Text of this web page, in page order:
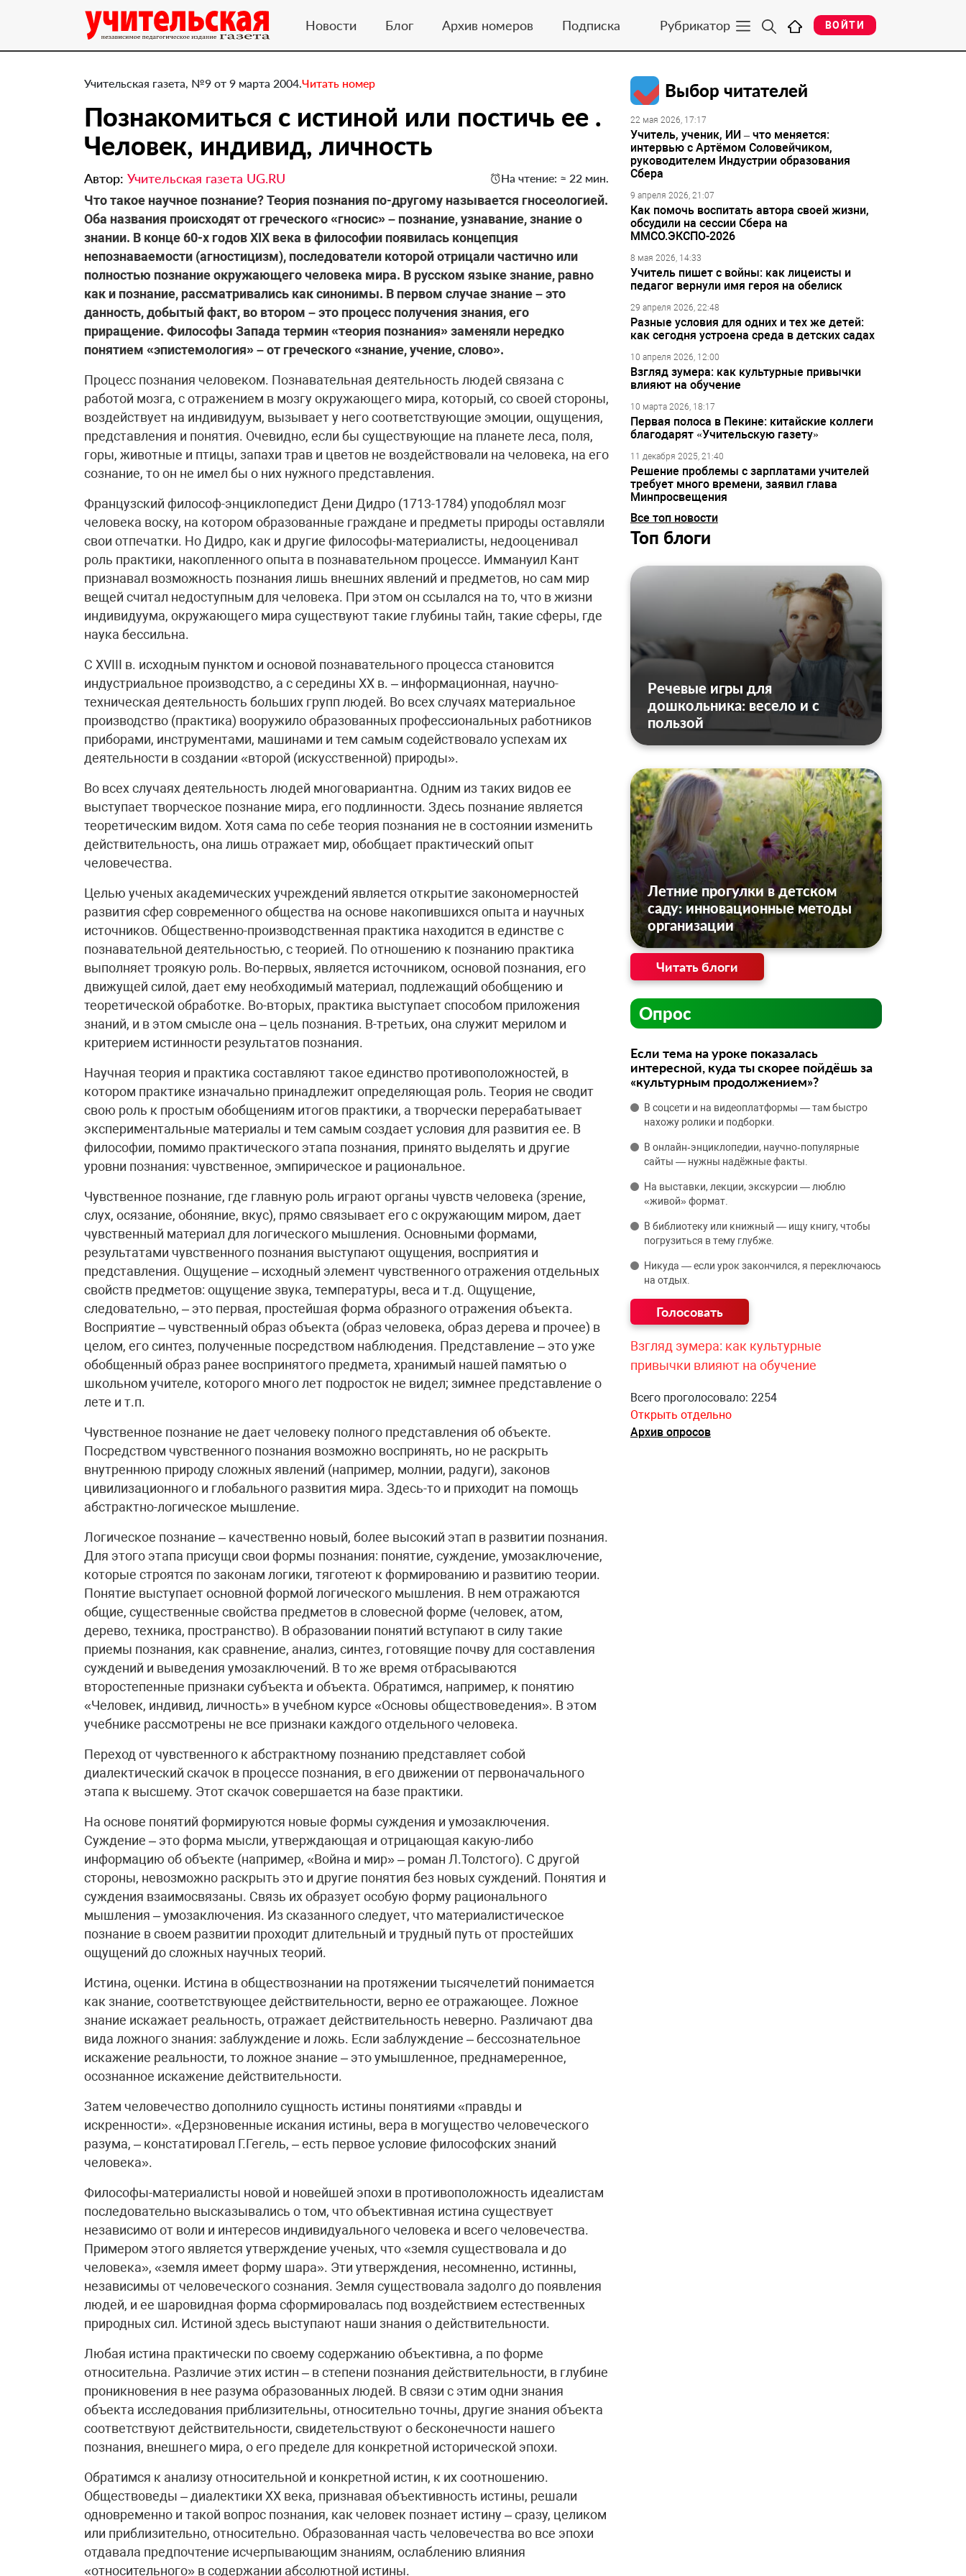
Новости Блог Архив номеров Подписка Рубрикатор ВОЙТИ
Учительская газета, №9 от 9 марта 2004.Читать номер
Познакомиться с истиной или постичь ее .
Человек, индивид, личность
Автор: Учительская газета UG.RU На чтение: ≈ 22 мин.
Что такое научное познание? Теория познания по-другому называется гносеологией.
Оба названия происходят от греческого «гносис» – познание, узнавание, знание о
знании. В конце 60-х годов XIX века в философии появилась концепция
непознаваемости (агностицизм), последователи которой отрицали частично или
полностью познание окружающего человека мира. В русском языке знание, равно
как и познание, рассматривались как синонимы. В первом случае знание – это
данность, добытый факт, во втором – это процесс получения знания, его
приращение. Философы Запада термин «теория познания» заменяли нередко
понятием «эпистемология» – от греческого «знание, учение, слово».
Процесс познания человеком. Познавательная деятельность людей связана с
работой мозга, с отражением в мозгу окружающего мира, который, со своей стороны,
воздействует на индивидуум, вызывает у него соответствующие эмоции, ощущения,
представления и понятия. Очевидно, если бы существующие на планете леса, поля,
горы, животные и птицы, запахи трав и цветов не воздействовали на человека, на его
сознание, то он не имел бы о них нужного представления.
Французский философ-энциклопедист Дени Дидро (1713-1784) уподоблял мозг
человека воску, на котором образованные граждане и предметы природы оставляли
свои отпечатки. Но Дидро, как и другие философы-материалисты, недооценивал
роль практики, накопленного опыта в познавательном процессе. Иммануил Кант
признавал возможность познания лишь внешних явлений и предметов, но сам мир
вещей считал недоступным для человека. При этом он ссылался на то, что в жизни
индивидуума, окружающего мира существуют такие глубины тайн, такие сферы, где
наука бессильна.
С XVIII в. исходным пунктом и основой познавательного процесса становится
индустриальное производство, а с середины XX в. – информационная, научно-
техническая деятельность больших групп людей. Во всех случаях материальное
производство (практика) вооружило образованных профессиональных работников
приборами, инструментами, машинами и тем самым содействовало успехам их
деятельности в создании «второй (искусственной) природы».
Во всех случаях деятельность людей многовариантна. Одним из таких видов ее
выступает творческое познание мира, его подлинности. Здесь познание является
теоретическим видом. Хотя сама по себе теория познания не в состоянии изменить
действительность, она лишь отражает мир, обобщает практический опыт
человечества.
Целью ученых академических учреждений является открытие закономерностей
развития сфер современного общества на основе накопившихся опыта и научных
источников. Общественно-производственная практика находится в единстве с
познавательной деятельностью, с теорией. По отношению к познанию практика
выполняет троякую роль. Во-первых, является источником, основой познания, его
движущей силой, дает ему необходимый материал, подлежащий обобщению и
теоретической обработке. Во-вторых, практика выступает способом приложения
знаний, и в этом смысле она – цель познания. В-третьих, она служит мерилом и
критерием истинности результатов познания.
Научная теория и практика составляют такое единство противоположностей, в
котором практике изначально принадлежит определяющая роль. Теория не сводит
свою роль к простым обобщениям итогов практики, а творчески перерабатывает
экспериментальные материалы и тем самым создает условия для развития ее. В
философии, помимо практического этапа познания, принято выделять и другие
уровни познания: чувственное, эмпирическое и рациональное.
Чувственное познание, где главную роль играют органы чувств человека (зрение,
слух, осязание, обоняние, вкус), прямо связывает его с окружающим миром, дает
чувственный материал для логического мышления. Основными формами,
результатами чувственного познания выступают ощущения, восприятия и
представления. Ощущение – исходный элемент чувственного отражения отдельных
свойств предметов: ощущение звука, температуры, веса и т.д. Ощущение,
следовательно, – это первая, простейшая форма образного отражения объекта.
Восприятие – чувственный образ объекта (образ человека, образ дерева и прочее) в
целом, его синтез, полученные посредством наблюдения. Представление – это уже
обобщенный образ ранее воспринятого предмета, хранимый нашей памятью о
школьном учителе, которого много лет подросток не видел; зимнее представление о
лете и т.п.
Чувственное познание не дает человеку полного представления об объекте.
Посредством чувственного познания возможно воспринять, но не раскрыть
внутреннюю природу сложных явлений (например, молнии, радуги), законов
цивилизационного и глобального развития мира. Здесь-то и приходит на помощь
абстрактно-логическое мышление.
Логическое познание – качественно новый, более высокий этап в развитии познания.
Для этого этапа присущи свои формы познания: понятие, суждение, умозаключение,
которые строятся по законам логики, тяготеют к формированию и развитию теории.
Понятие выступает основной формой логического мышления. В нем отражаются
общие, существенные свойства предметов в словесной форме (человек, атом,
дерево, техника, пространство). В образовании понятий вступают в силу такие
приемы познания, как сравнение, анализ, синтез, готовящие почву для составления
суждений и выведения умозаключений. В то же время отбрасываются
второстепенные признаки субъекта и объекта. Обратимся, например, к понятию
«Человек, индивид, личность» в учебном курсе «Основы обществоведения». В этом
учебнике рассмотрены не все признаки каждого отдельного человека.
Переход от чувственного к абстрактному познанию представляет собой
диалектический скачок в процессе познания, в его движении от первоначального
этапа к высшему. Этот скачок совершается на базе практики.
На основе понятий формируются новые формы суждения и умозаключения.
Суждение – это форма мысли, утверждающая и отрицающая какую-либо
информацию об объекте (например, «Война и мир» – роман Л.Толстого). С другой
стороны, невозможно раскрыть это и другие понятия без новых суждений. Понятия и
суждения взаимосвязаны. Связь их образует особую форму рационального
мышления – умозаключения. Из сказанного следует, что материалистическое
познание в своем развитии проходит длительный и трудный путь от простейших
ощущений до сложных научных теорий.
Истина, оценки. Истина в обществознании на протяжении тысячелетий понимается
как знание, соответствующее действительности, верно ее отражающее. Ложное
знание искажает реальность, отражает действительность неверно. Различают два
вида ложного знания: заблуждение и ложь. Если заблуждение – бессознательное
искажение реальности, то ложное знание – это умышленное, преднамеренное,
осознанное искажение действительности.
Затем человечество дополнило сущность истины понятиями «правды и
искренности». «Дерзновенные искания истины, вера в могущество человеческого
разума, – констатировал Г.Гегель, – есть первое условие философских знаний
человека».
Философы-материалисты новой и новейшей эпохи в противоположность идеалистам
последовательно высказывались о том, что объективная истина существует
независимо от воли и интересов индивидуального человека и всего человечества.
Примером этого является утверждение ученых, что «земля существовала и до
человека», «земля имеет форму шара». Эти утверждения, несомненно, истинны,
независимы от человеческого сознания. Земля существовала задолго до появления
людей, и ее шаровидная форма сформировалась под воздействием естественных
природных сил. Истиной здесь выступают наши знания о действительности.
Любая истина практически по своему содержанию объективна, а по форме
относительна. Различие этих истин – в степени познания действительности, в глубине
проникновения в нее разума образованных людей. В связи с этим одни знания
объекта исследования приблизительны, относительно точны, другие знания объекта
соответствуют действительности, свидетельствуют о бесконечности нашего
познания, внешнего мира, о его пределе для конкретной исторической эпохи.
Обратимся к анализу относительной и конкретной истин, к их соотношению.
Обществоведы – диалектики XX века, признавая объективность истины, решали
одновременно и такой вопрос познания, как человек познает истину – сразу, целиком
или приблизительно, относительно. Образованная часть человечества во все эпохи
отдавала предпочтение исчерпывающим знаниям, ослаблению влияния
«относительного» в содержании абсолютной истины.
Выбор читателей
22 мая 2026, 17:17
Учитель, ученик, ИИ – что меняется:
интервью с Артёмом Соловейчиком,
руководителем Индустрии образования
Сбера
9 апреля 2026, 21:07
Как помочь воспитать автора своей жизни,
обсудили на сессии Сбера на
ММСО.ЭКСПО-2026
8 мая 2026, 14:33
Учитель пишет с войны: как лицеисты и
педагог вернули имя героя на обелиск
29 апреля 2026, 22:48
Разные условия для одних и тех же детей:
как сегодня устроена среда в детских садах
10 апреля 2026, 12:00
Взгляд зумера: как культурные привычки
влияют на обучение
10 марта 2026, 18:17
Первая полоса в Пекине: китайские коллеги
благодарят «Учительскую газету»
11 декабря 2025, 21:40
Решение проблемы с зарплатами учителей
требует много времени, заявил глава
Минпросвещения
Все топ новости
Топ блоги
Речевые игры для
дошкольника: весело и с
пользой
Летние прогулки в детском
саду: инновационные методы
организации
Читать блоги
Опрос
Если тема на уроке показалась
интересной, куда ты скорее пойдёшь за
«культурным продолжением»?
В соцсети и на видеоплатформы — там быстро
нахожу ролики и подборки.
В онлайн‑энциклопедии, научно‑популярные
сайты — нужны надёжные факты.
На выставки, лекции, экскурсии — люблю
«живой» формат.
В библиотеку или книжный — ищу книгу, чтобы
погрузиться в тему глубже.
Никуда — если урок закончился, я переключаюсь
на отдых.
Взгляд зумера: как культурные
привычки влияют на обучение
Всего проголосовало: 2254
Открыть отдельно
Архив опросов